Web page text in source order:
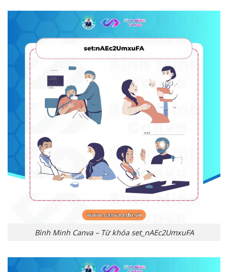
Bình Minh Canva – Từ khóa set_nAEc2UmxuFA